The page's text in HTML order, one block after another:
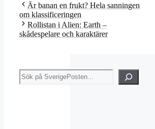
Är banan en frukt? Hela sanningen
om klassificeringen
Rollistan i Alien: Earth –
skådespelare och karaktärer
Sök